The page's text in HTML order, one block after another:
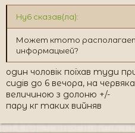
Hy6 сказав(ла):
Может ктото
информацыей?
один чоловік поїхав туди
сидів до 6 вечора, на
величиною з долоню +/-
пару кг таких вийняв